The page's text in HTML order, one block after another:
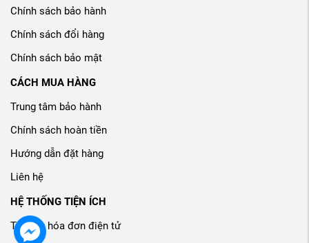
Chính sách bảo hành
Chính sách đổi hàng
Chính sách bảo mật
CÁCH MUA HÀNG
Trung tâm bảo hành
Chính sách hoàn tiền
Hướng dẫn đặt hàng
Liên hệ
HỆ THỐNG TIỆN ÍCH
Tra cứu hóa đơn điện tử